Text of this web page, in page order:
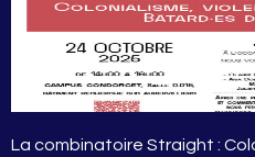
La combinatoire Straight :